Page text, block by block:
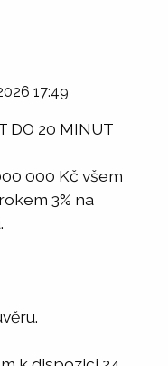
17:49
DO 20 MINUT
000 Kč všem
3% na